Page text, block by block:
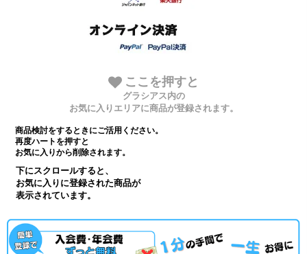
ここを押すと
グラシアス内の
お気に入りエリアに商品が登録されます。
商品検討をするときにご活用ください。
再度ハートを押すと
お気に入りから削除されます。
下にスクロールすると、
お気に入りに登録された商品が
表示されています。